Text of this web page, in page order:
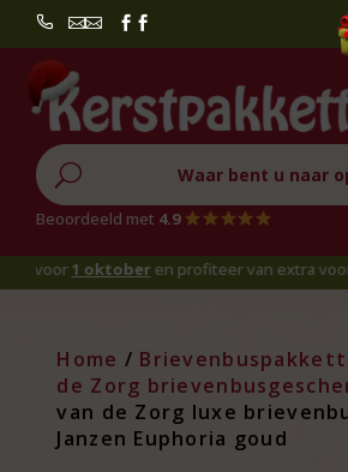
 
U
Beoordeeld met 4.9
1 oktoberen profiteer van extra voordeel!
Home /
de Zorg
van de Zorg luxe
Janzen Euphoria goud